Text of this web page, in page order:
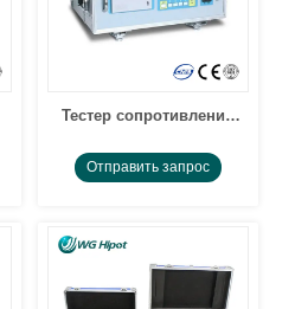
Тестер сопротивления
постоянному току
Отправить запрос